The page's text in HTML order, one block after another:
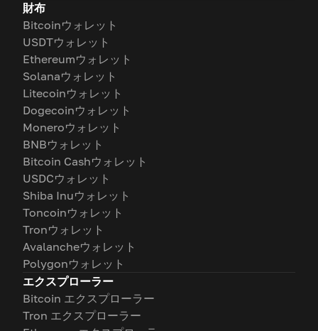
財布
Bitcoinウォレット
USDTウォレット
Ethereumウォレット
Solanaウォレット
Litecoinウォレット
Dogecoinウォレット
Moneroウォレット
BNBウォレット
Bitcoin Cashウォレット
USDCウォレット
Shiba Inuウォレット
Toncoinウォレット
Tronウォレット
Avalancheウォレット
Polygonウォレット
エクスプローラー
Bitcoin エクスプローラー
Tron エクスプローラー